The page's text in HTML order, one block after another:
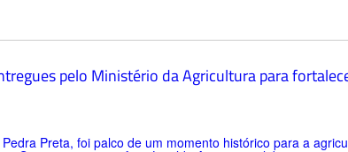
pelo Ministério da Agricultura para
Preta, foi palco de um momento histórico para a